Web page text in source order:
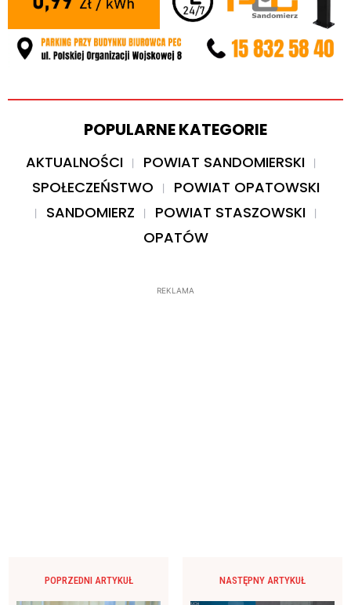
POPULARNE KATEGORIE
AKTUALNOŚCI
POWIAT SANDOMIERSKI
SPOŁECZEŃSTWO
POWIAT OPATOWSKI
SANDOMIERZ
POWIAT STASZOWSKI
OPATÓW
REKLAMA
POPRZEDNI ARTYKUŁ NASTĘPNY ARTYKUŁ